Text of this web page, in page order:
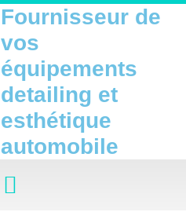
Fournisseur de
vos
équipements
detailing et
esthétique
automobile